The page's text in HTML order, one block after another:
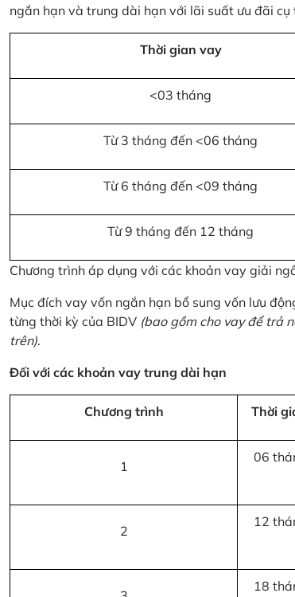
ngắn hạn và trung dài hạn với lãi suất ưu đãi cụ
Thời gian vay
<03 tháng
Từ 3 tháng đến <06 tháng
Từ 6 tháng đến <09 tháng
Từ 9 tháng đến 12 tháng
Chương trình áp dụng với các khoản vay giải
Mục đích vay vốn ngắn hạn bổ sung vốn lưu
từng thời kỳ của BIDV (bao gồm cho vay để trả
trên).
Đối với các khoản vay trung dài hạn
Chương trình Thời
1
06
2
12
18